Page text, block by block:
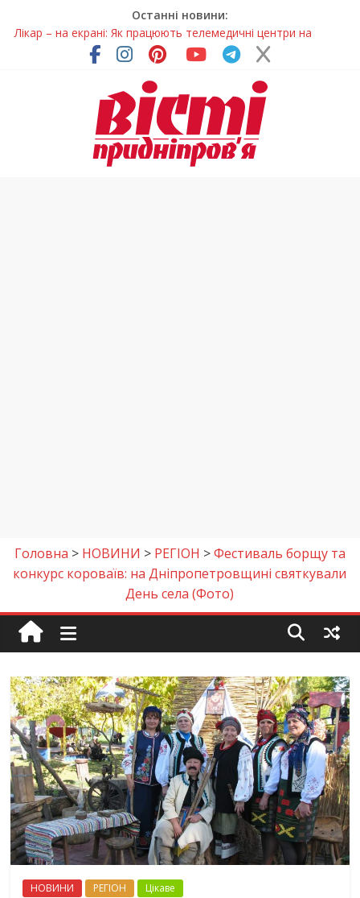
Останні новини:
Лікар – на екрані: Як працюють телемедичні центри на
Дніпропетровщині
У Дніпрі триває масштабна підготовка до опалювального
Пошуки тривають: на Дніпропетровщині досліджують місце
розташування легендарного монастиря (Фото)
Ветерани Дніпропетровщини отримують шанс на власне
Головна > НОВИНИ > РЕГІОН >Фестиваль борщу та
конкурс короваїв: на Дніпропетровщині святкували
День села (Фото)
НОВИНИ РЕГІОН Цікаве